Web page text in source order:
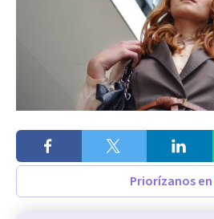
Priorízanos en